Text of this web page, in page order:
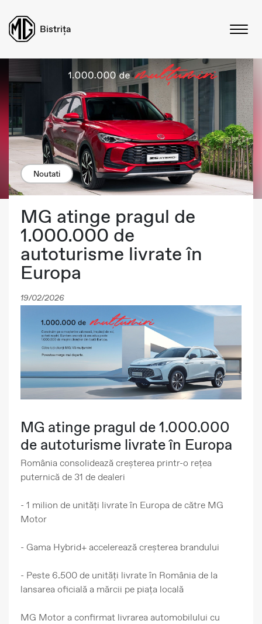
Bistrița
Noutati
MG atinge pragul de
1.000.000 de
autoturisme livrate în
Europa
19/02/2026
MG atinge pragul de 1.000.000
de autoturisme livrate în Europa
România consolidează creșterea printr-o rețea
puternică de 31 de dealeri
- 1 milion de unități livrate în Europa de către MG
Motor
- Gama Hybrid+ accelerează creșterea brandului
- Peste 6.500 de unități livrate în România de la
lansarea oficială a mărcii pe piața locală
MG Motor a confirmat livrarea automobilului cu